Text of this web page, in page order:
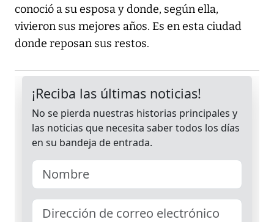
conoció a su esposa y donde, según ella,
vivieron sus mejores años. Es en esta ciudad
donde reposan sus restos.